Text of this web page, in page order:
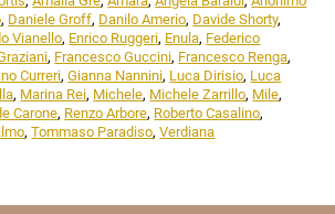
, Daniele Groff, Danilo Amerio, Davide Shorty,
Vianello, Enrico Ruggeri, Enula, Federico
, Francesco Guccini, Francesco Renga,
Curreri,Gianna Nannini, Luca Dirisio, Luca
, Marina Rei, Michele, Michele Zarrillo, Mile,
Carone, Renzo Arbore, Roberto Casalino,
,Tommaso Paradiso,Verdiana